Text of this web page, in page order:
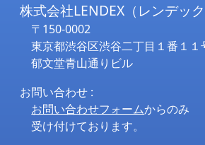
株式会社LENDEX（レンデック
〒150-0002
東京都渋谷区渋谷二丁目１番１１
郁文堂青山通りビル
お問い合わせ :
お問い合わせフォームからのみ
受け付けております。